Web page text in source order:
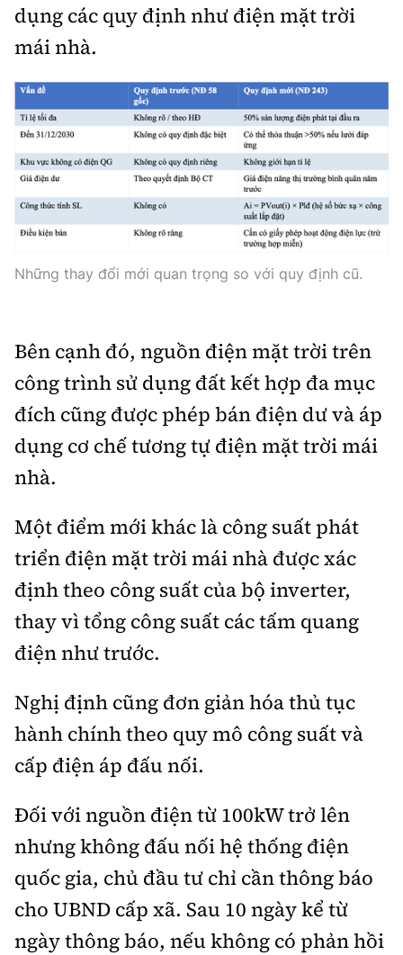
dụng các quy định như điện mặt trời
mái nhà.
Những thay đổi mới quan trọng so với quy định cũ.
Bên cạnh đó, nguồn điện mặt trời trên
công trình sử dụng đất kết hợp đa mục
đích cũng được phép bán điện dư và áp
dụng cơ chế tương tự điện mặt trời mái
nhà.
Một điểm mới khác là công suất phát
triển điện mặt trời mái nhà được xác
định theo công suất của bộ inverter,
thay vì tổng công suất các tấm quang
điện như trước.
Nghị định cũng đơn giản hóa thủ tục
hành chính theo quy mô công suất và
cấp điện áp đấu nối.
Đối với nguồn điện từ 100kW trở lên
nhưng không đấu nối hệ thống điện
quốc gia, chủ đầu tư chỉ cần thông báo
cho UBND cấp xã. Sau 10 ngày kể từ
ngày thông báo, nếu không có phản hồi